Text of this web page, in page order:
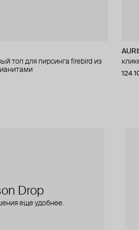
топ для пирсинга firebird из
124
пирсинга phoenix из золота
Drop
еще удобнее.